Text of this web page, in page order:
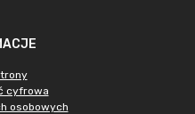
cyfrowa
osobowych